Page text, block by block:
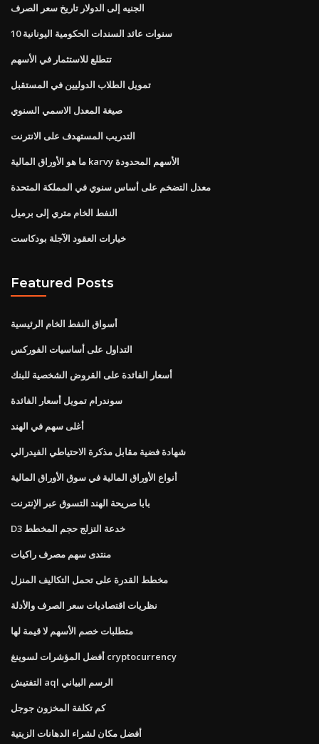
الجنيه إلى الدولار تاريخ سعر الصرف
10 سنوات عائد السندات الحكومية اليونانية
تتطلع للاستثمار في الأسهم
تمويل الطلاب الدوليين في المستقبل
صيغة المعدل الاسمي السنوي
التدريب المستهدف على الانترنت
ما هو الأوراق المالية karvy الأسهم المحدودة
معدل التضخم على أساس سنوي في المملكة المتحدة
النفط الخام متري إلى برميل
خيارات العقود الآجلة بودكاست
Featured Posts
أسواق النفط الخام الرئيسية
التداول على أساسيات الفوركس
أسعار الفائدة على القروض الشخصية للبنك
سوندرام تمويل أسعار الفائدة
أغلى سهم في الهند
شهادة فضية مقابل مذكرة الاحتياطي الفيدرالي
أنواع الأوراق المالية في سوق الأوراق المالية
بابا صريحة الهند التسوق عبر الإنترنت
D3 خدعة التزلج حجم المخطط
منتدى سهم مصرف راكيات
مخطط القدرة على تحمل التكاليف المنزل
نظريات اقتصاديات سعر الصرف والأدلة
متطلبات خصم الأسهم لا قيمة لها
أفضل المؤشرات لسوينغ cryptocurrency
التفتيش aql الرسم البياني
كم تكلفة المخزون جوجل
أفضل مكان لشراء الدهانات الزيتية